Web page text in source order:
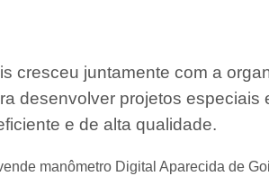
cresceu juntamente com a
desenvolver projetos
e de alta qualidade.
manômetro Digital Aparecida de